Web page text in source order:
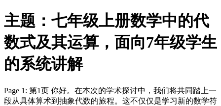
主题：七年级上册数学中的代
数式及其运算，面向7年级学生
的系统讲解
Page 1: 第1页 你好。在本次的学术探讨中，我们将共同踏上一
段从具体算术到抽象代数的旅程。这不仅仅是学习新的数学符